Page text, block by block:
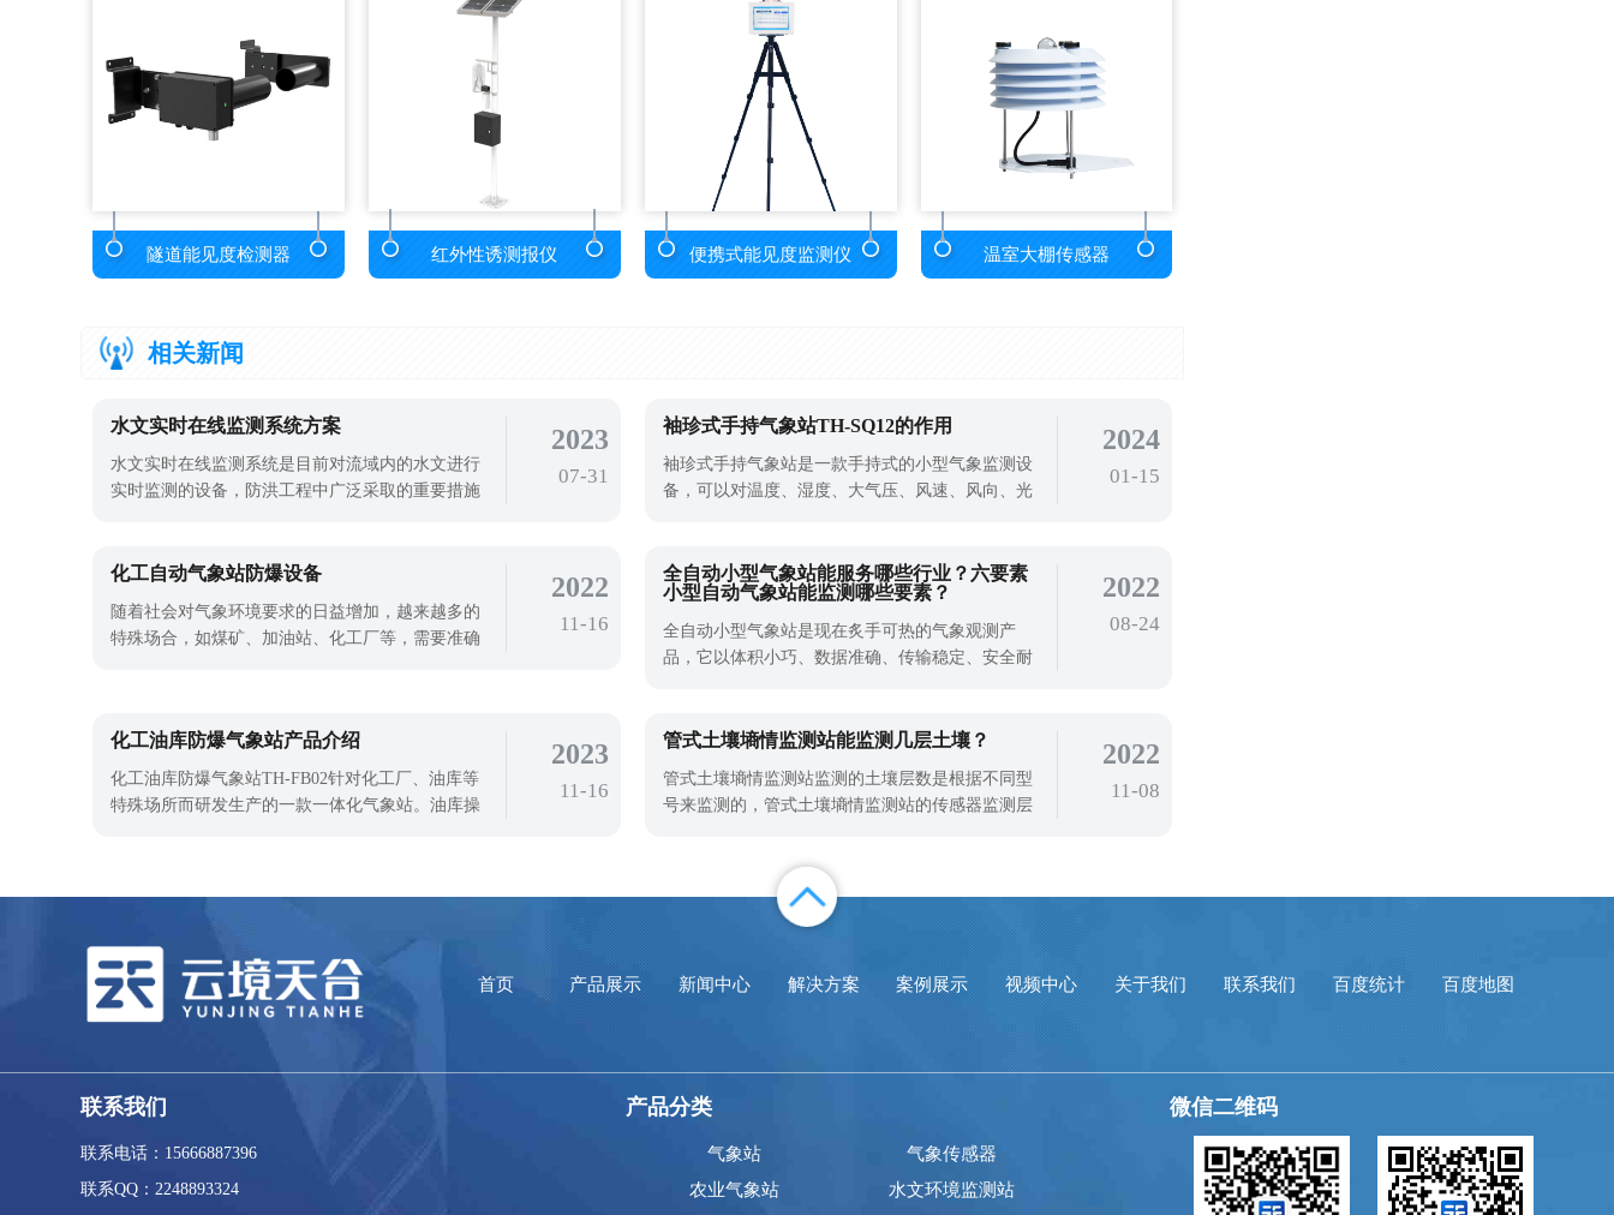
隧道能见度检测器 红外性诱测报仪 便携式能见度监测仪 温室大棚传感器
相关新闻
水文实时在线监测系统方案
水文实时在线监测系统是目前对流域内的水文进行
实时监测的设备，防洪工程中广泛采取的重要措施
水到达下游的流量，减少洪水造成的损失。但是水
库安全监测的重要设备。带沉淀物的水流
2023
07-31
袖珍式手持气象站TH-SQ12的作用
袖珍式手持气象站是一款手持式的小型气象监测设
备，可以对温度、湿度、大气压、风速、风向、光
袖珍式手持气象站在仓储中的作用是可以对仓储区
域气象环境安全提供数据保障，高温、高湿、高压
等环境会影响仓储产品质量，所以使用手
2024
01-15
化工自动气象站防爆设备
随着社会对气象环境要求的日益增加，越来越多的
特殊场合，如煤矿、加油站、化工厂等，需要准确
等爆炸，因此用户可以放心使用。而化工自动气象
站的防爆零件能够帮助用户应对各种突发
2022
11-16
全自动小型气象站能服务哪些行业？六要素
小型自动气象站能监测哪些要素？
全自动小型气象站是现在炙手可热的气象观测产
品，它以体积小巧、数据准确、传输稳定、安全耐
CQX6六要素小型自动气象站为例为大家介绍一下它
应用行业和场景还是非常广泛的，比如说林业、
2022
08-24
化工油库防爆气象站产品介绍
化工油库防爆气象站TH-FB02针对化工厂、油库等
特殊场所而研发生产的一款一体化气象站。油库操
安全的重要因素，安装化工油库防爆气象站对区域
气象进行监测，是保障气象安全的需要。化
2023
11-16
管式土壤墒情监测站能监测几层土壤？
管式土壤墒情监测站监测的土壤层数是根据不同型
号来监测的，管式土壤墒情监测站的传感器监测层
度的土壤水分测量仪器，具有高灵敏度。通过对土
壤中介电常数的分析，可以准确反映土壤中的水分
2022
11-08
首页 产品展示 新闻中心 解决方案 案例展示 视频中心 关于我们 联系我们 百度统计 百度地图
联系我们
联系电话：15666887396
联系QQ：2248893324
产品分类
气象站
气象传感器
农业气象站
水文环境监测站
微信二维码